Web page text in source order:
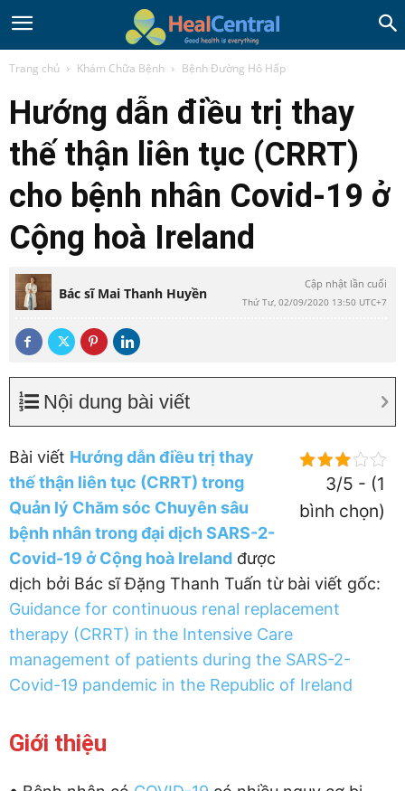
Trang chủ Khám Chữa Bệnh Bệnh Đường Hô Hấp
Hướng dẫn điều trị thay
thế thận liên tục (CRRT)
cho bệnh nhân Covid-19 ở
Cộng hoà Ireland
Bác sĩ Mai Thanh Huyền
Cập nhật lần cuối
Thứ Tư, 02/09/2020 13:50 UTC+7
Nội dung bài viết
3/5 - (1
bình chọn)
Bài viết Hướng dẫn điều trị thay
thế thận liên tục (CRRT) trong
Quản lý Chăm sóc Chuyên sâu
bệnh nhân trong đại dịch SARS-2-
Covid-19 ở Cộng hoà Ireland được
dịch bởi Bác sĩ Đặng Thanh Tuấn từ bài viết gốc:
Guidance for continuous renal replacement
therapy (CRRT) in the Intensive Care
management of patients during the SARS-2-
Covid-19 pandemic in the Republic of Ireland
Giới thiệu